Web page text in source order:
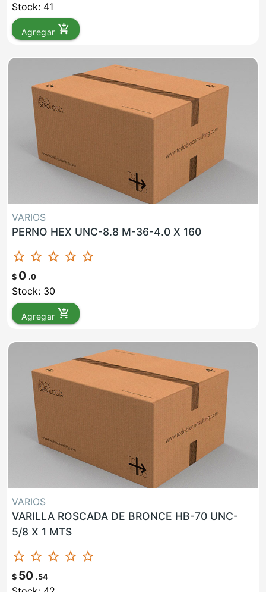
Stock: 41
Agregar add_shopping_cart
VARIOS
PERNO HEX UNC-8.8 M-36-4.0 X 160
star_border star_border star_border star_border star_border
$ 0 .0
Stock: 30
Agregar add_shopping_cart
VARIOS
VARILLA ROSCADA DE BRONCE HB-70 UNC-
5/8 X 1 MTS
star_border star_border star_border star_border star_border
$ 50 .54